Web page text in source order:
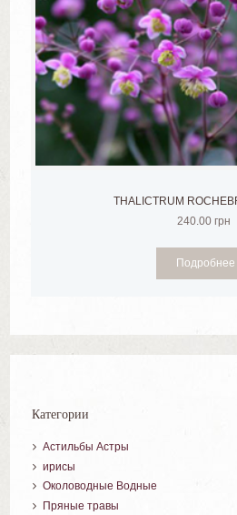
THALICTRUM
240.00 грн
Подробнее
Категории
Астильбы Астры
ирисы
Околоводные Водные
Пряные травы